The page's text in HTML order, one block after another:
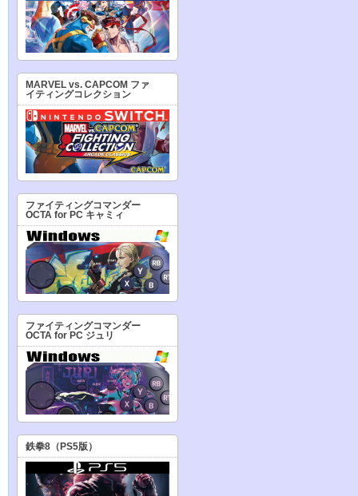
MARVEL vs. CAPCOM ファ
イティングコレクション
ファイティングコマンダー
OCTA for PC キャミィ
ファイティングコマンダー
OCTA for PC ジュリ
鉄拳8（PS5版）